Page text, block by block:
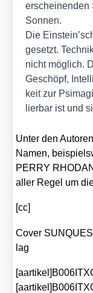
erschei­nen­den
Son­nen.
Die
gesetzt.
nicht mög­lich.
Geschöpf,
keit zur
lier­bar ist und
Unter den
Namen,
PERRY
aller Regel um
[cc]
Cover
lag